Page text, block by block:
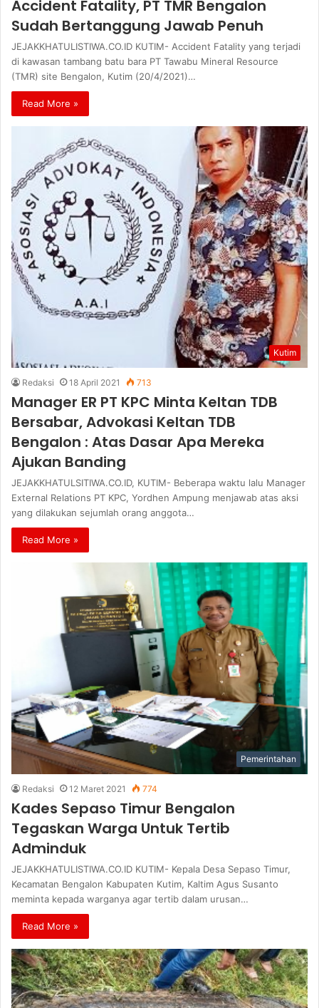
Accident Fatality, PT TMR Bengalon
Sudah Bertanggung Jawab Penuh
JEJAKKHATULISTIWA.CO.ID KUTIM- Accident Fatality yang terjadi
di kawasan tambang batu bara PT Tawabu Mineral Resource
(TMR) site Bengalon, Kutim (20/4/2021)…
Read More »
Kutim
Redaksi 18 April 2021 713
Manager ER PT KPC Minta Keltan TDB
Bersabar, Advokasi Keltan TDB
Bengalon : Atas Dasar Apa Mereka
Ajukan Banding
JEJAKKHATULSITIWA.CO.ID, KUTIM- Beberapa waktu lalu Manager
External Relations PT KPC, Yordhen Ampung menjawab atas aksi
yang dilakukan sejumlah orang anggota…
Read More »
Pemerintahan
Redaksi 12 Maret 2021 774
Kades Sepaso Timur Bengalon
Tegaskan Warga Untuk Tertib
Adminduk
JEJAKKHATULISTIWA.CO.ID KUTIM- Kepala Desa Sepaso Timur,
Kecamatan Bengalon Kabupaten Kutim, Kaltim Agus Susanto
meminta kepada warganya agar tertib dalam urusan…
Read More »